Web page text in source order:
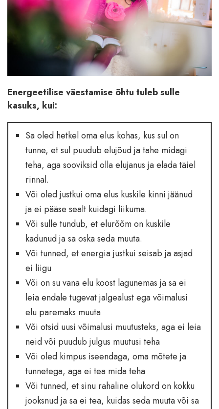
Energeetilise väestamise õhtu tuleb sulle
kasuks, kui:
Sa oled hetkel oma elus kohas, kus sul on
tunne, et sul puudub elujõud ja tahe midagi
teha, aga sooviksid olla elujanus ja elada täiel
rinnal.
Või oled justkui oma elus kuskile kinni jäänud
ja ei pääse sealt kuidagi liikuma.
Või sulle tundub, et elurõõm on kuskile
kadunud ja sa oska seda muuta.
Või tunned, et energia justkui seisab ja asjad
ei liigu
Või on su vana elu koost lagunemas ja sa ei
leia endale tugevat jalgealust ega võimalusi
elu paremaks muuta
Või otsid uusi võimalusi muutusteks, aga ei leia
neid või puudub julgus muutusi teha
Või oled kimpus iseendaga, oma mõtete ja
tunnetega, aga ei tea mida teha
Või tunned, et sinu rahaline olukord on kokku
jooksnud ja sa ei tea, kuidas seda muuta või sa